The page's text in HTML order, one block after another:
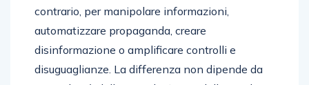
contrario, per manipolare informazioni,
automatizzare propaganda, creare
disinformazione o amplificare controlli e
disuguaglianze. La differenza non dipende da